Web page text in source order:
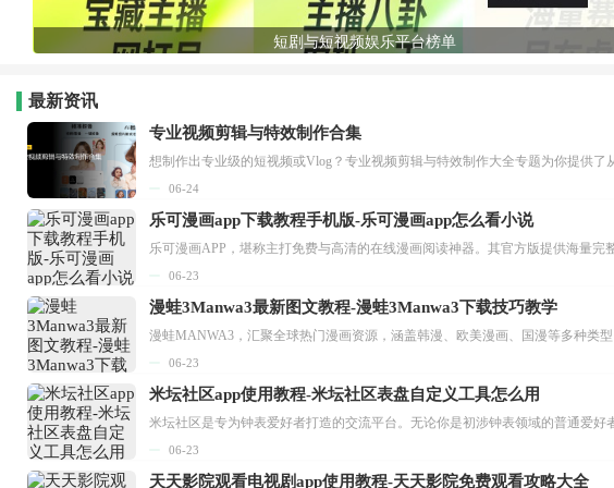
短剧与短视频娱乐平台榜单
最新资讯
专业视频剪辑与特效制作合集
想制作出专业级的短视频或Vlog？专业视频剪辑与特效制作大全专题为你提供
06-24
乐可漫画app下载教程手机版-乐可漫画app怎么看小说
06-23
漫蛙3Manwa3最新图文教程-漫蛙3Manwa3下载技巧教学
漫蛙MANWA3，汇聚全球热门漫画资源，涵盖韩漫、欧美漫画、国漫等多种类
06-23
米坛社区app使用教程-米坛社区表盘自定义工具怎么用
06-23
天天影院观看电视剧app使用教程-天天影院免费观看攻略大全